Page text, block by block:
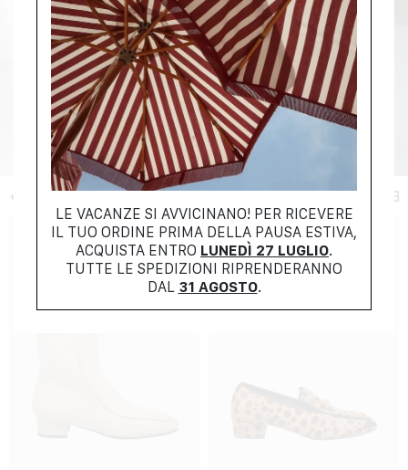
+ FILTER
LE VACANZE SI AVVICINANO! PER RICEVERE
IL TUO ORDINE PRIMA DELLA PAUSA ESTIVA,
ACQUISTA ENTRO LUNEDÌ 27 LUGLIO.
TUTTE LE SPEDIZIONI RIPRENDERANNO
DAL 31 AGOSTO.